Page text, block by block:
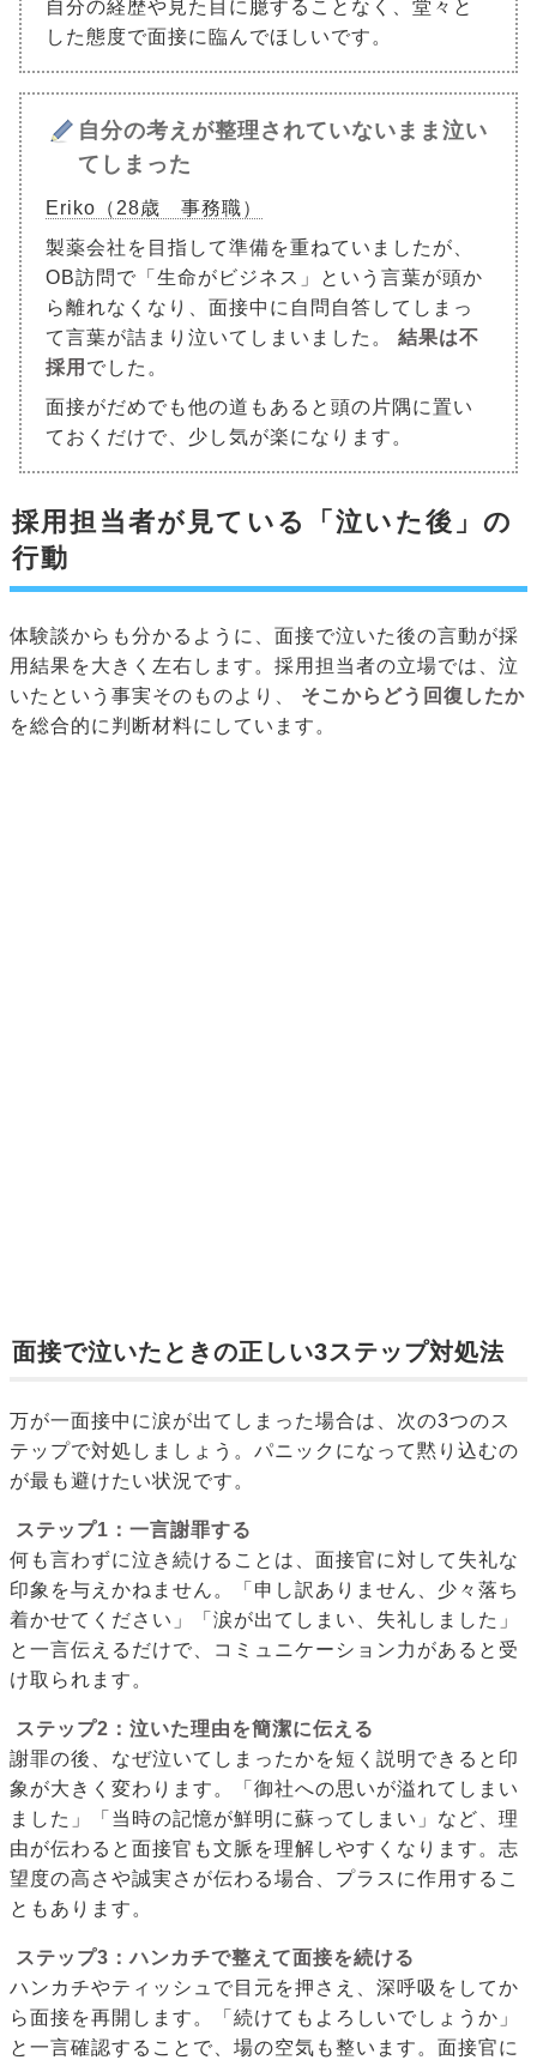
自分の経歴や見た目に臆することなく、堂々と
した態度で面接に臨んでほしいです。
自分の考えが整理されていないまま泣い
てしまった
Eriko（28歳 事務職）
製薬会社を目指して準備を重ねていましたが、
OB訪問で「生命がビジネス」という言葉が頭か
ら離れなくなり、面接中に自問自答してしまっ
て言葉が詰まり泣いてしまいました。
結果は不
採用 でした。
面接がだめでも他の道もあると頭の片隅に置い
ておくだけで、少し気が楽になります。
採用担当者が見ている「泣いた後」の
行動
体験談からも分かるように、面接で泣いた後の言動が採
用結果を大きく左右します。採用担当者の立場では、泣
いたという事実そのものより、
そこからどう回復したか
を総合的に判断材料にしています。
面接で泣いたときの正しい3ステップ対処法
万が一面接中に涙が出てしまった場合は、次の3つのス
テップで対処しましょう。パニックになって黙り込むの
が最も避けたい状況です。
ステップ1：一言謝罪する
何も言わずに泣き続けることは、面接官に対して失礼な
印象を与えかねません。「申し訳ありません、少々落ち
着かせてください」「涙が出てしまい、失礼しました」
と一言伝えるだけで、コミュニケーション力があると受
け取られます。
ステップ2：泣いた理由を簡潔に伝える
謝罪の後、なぜ泣いてしまったかを短く説明できると印
象が大きく変わります。「御社への思いが溢れてしまい
ました」「当時の記憶が鮮明に蘇ってしまい」など、理
由が伝わると面接官も文脈を理解しやすくなります。志
望度の高さや誠実さが伝わる場合、プラスに作用するこ
ともあります。
ステップ3：ハンカチで整えて面接を続ける
ハンカチやティッシュで目元を押さえ、深呼吸をしてか
ら面接を再開します。「続けてもよろしいでしょうか」
と一言確認することで、場の空気も整います。面接官に